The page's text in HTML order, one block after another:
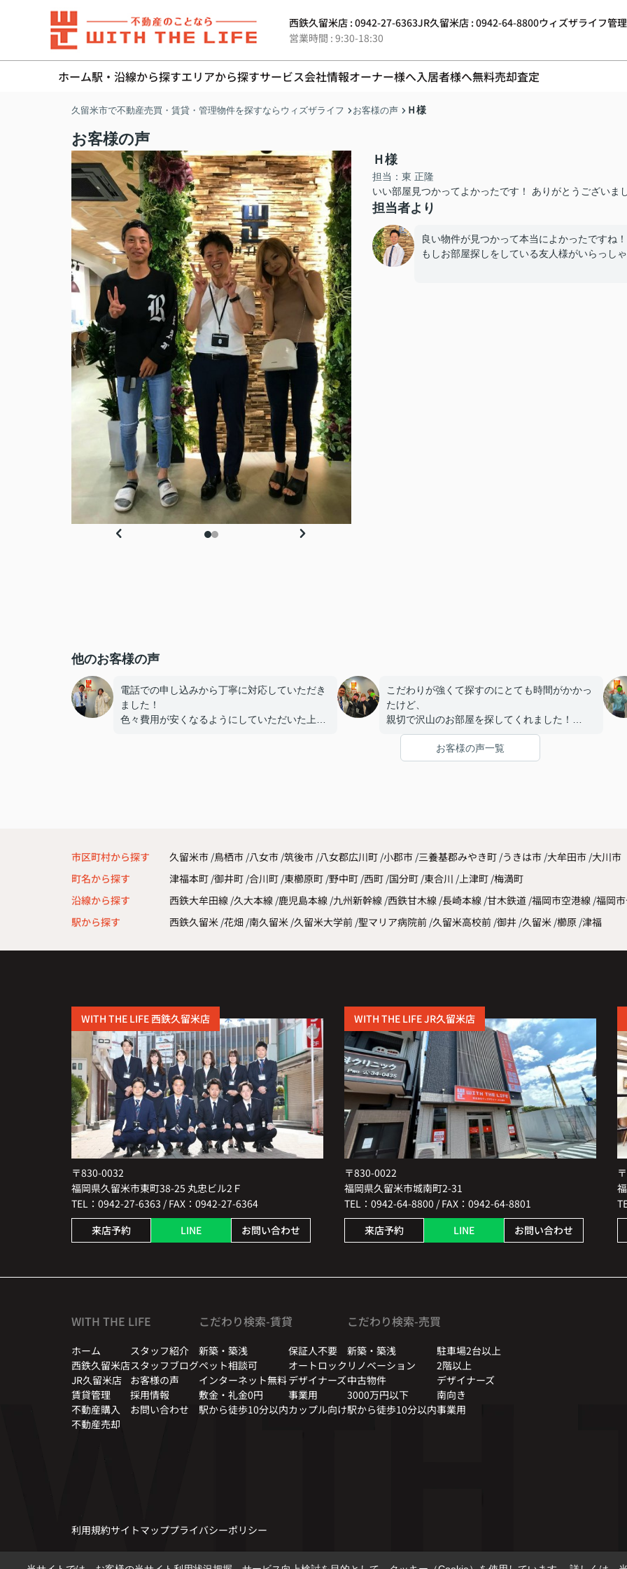
西鉄久留米店 : 0942-27-6363JR久留米店 : 0942-64-8800ウィズザライフ管
営業時間 : 9:30-18:30
ホーム駅・沿線から探すエリアから探すサービス会社情報オーナー様へ入居者様へ無料売却査定
久留米市で不動産売買・賃貸・管理物件を探すならウィズザライフ お客様の声 Ｈ様
お客様の声
Ｈ様
担当：東 正隆
いい部屋見つかってよかったです！ ありがとうございま
担当者より
良い物件が見つかって本当によかったですね！
もしお部屋探しをしている友人様がいらっし
他のお客様の声
電話での申し込みから丁寧に対応していただき
ました！
色々費用が安くなるようにしていただいた上、
こだわりが強くて探すのにとても時間がかかっ
たけど、
親切で沢山のお部屋を探してくれました！
お気に入りのお部屋がを見つけれてよかったで
お客様の声一覧
市区町村から探す 久留米市 鳥栖市 八女市 筑後市 八女郡広川町 小郡市 三養基郡みやき町 うきは市 大牟田市 大川市
町名から探す
津福本町 御井町 合川町 東櫛原町 野中町 西町 国分町 東合川 上津町 梅満町
沿線から探す
西鉄大牟田線 久大本線 鹿児島本線 九州新幹線 西鉄甘木線 長崎本線 甘木鉄道 福岡市空港線 福岡
駅から探す
西鉄久留米 花畑 南久留米 久留米大学前 聖マリア病院前 久留米高校前 御井 久留米 櫛原 津福
WITH THE LIFE 西鉄久留米店
〒830-0032
福岡県久留米市東町38-25 丸忠ビル2Ｆ
TEL：0942-27-6363 / FAX：0942-27-6364
来店予約
LINE お問い合わせ
WITH THE LIFE JR久留米店
〒830-0022
福岡県久留米市城南町2-31
TEL：0942-64-8800 / FAX：0942-64-8801
来店予約
LINE お問い合わせ
WITH THE LIFE
ホーム
西鉄久留米店
JR久留米店
賃貸管理
不動産購入
不動産売却
スタッフ紹介
スタッフブログ
お客様の声
採用情報
お問い合わせ
こだわり検索-賃貸
新築・築浅
ペット相談可
インターネット無料
敷金・礼金0円
駅から徒歩10分以内
保証人不要
オートロック
デザイナーズ
事業用
カップル向け
こだわり検索-売買
新築・築浅
リノベーション
中古物件
3000万円以下
駅から徒歩10分以内
駐車場2台以上
2階以上
デザイナーズ
南向き
事業用
利用規約サイトマッププライバシーポリシー